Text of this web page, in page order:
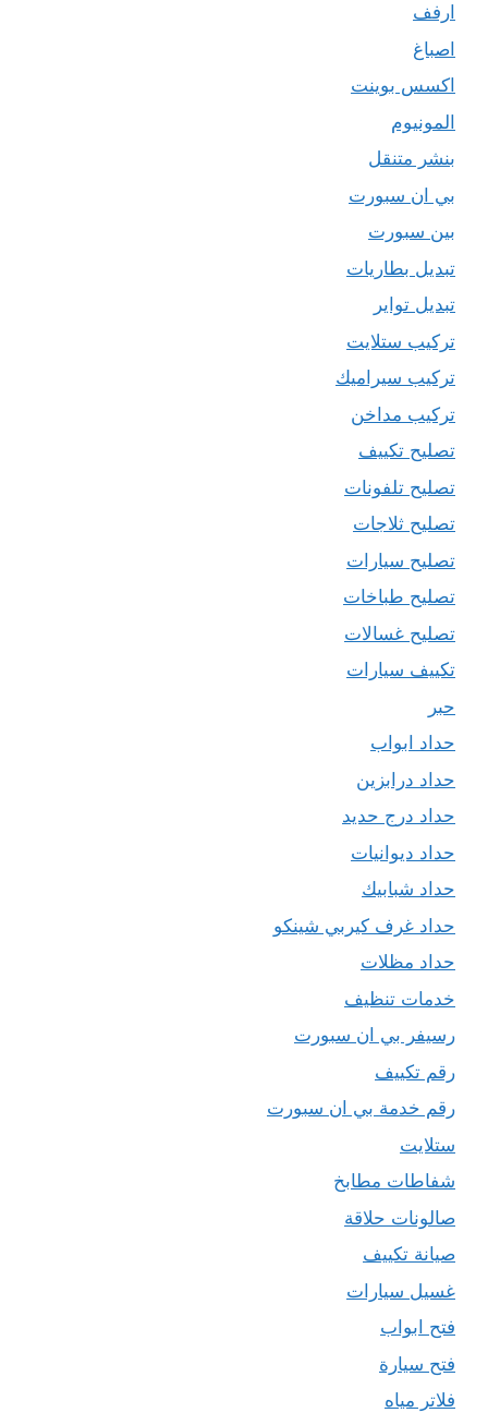
ارفف
اصباغ
اكسس بوينت
المونيوم
بنشر متنقل
بي ان سبورت
بين سبورت
تبديل بطاريات
تبديل تواير
تركيب ستلايت
تركيب سيراميك
تركيب مداخن
تصليح تكييف
تصليح تلفونات
تصليح ثلاجات
تصليح سيارات
تصليح طباخات
تصليح غسالات
تكييف سيارات
حبر
حداد ابواب
حداد درابزين
حداد درج حديد
حداد ديوانيات
حداد شبابيك
حداد غرف كيربي شينكو
حداد مظلات
خدمات تنظيف
رسيفر بي ان سبورت
رقم تكييف
رقم خدمة بي ان سبورت
ستلايت
شفاطات مطابخ
صالونات حلاقة
صيانة تكييف
غسيل سيارات
فتح ابواب
فتح سيارة
فلاتر مياه